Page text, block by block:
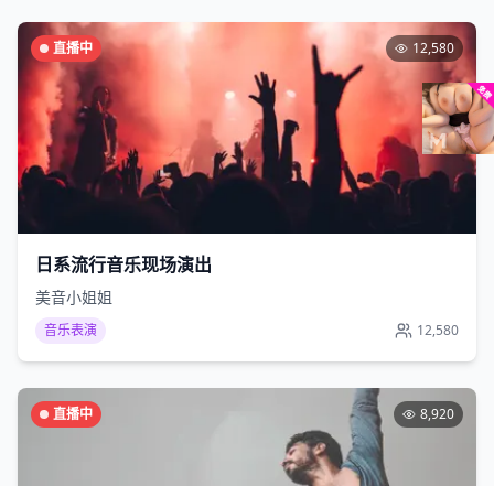
直播中 12,580
日系流行音乐现场演出
美音小姐姐
音乐表演 12,580
直播中 8,920